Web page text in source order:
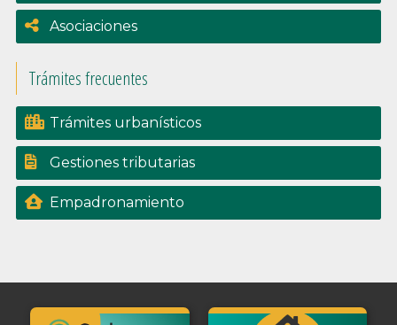
Asociaciones
Trámites frecuentes
Trámites urbanísticos
Gestiones tributarias
Empadronamiento